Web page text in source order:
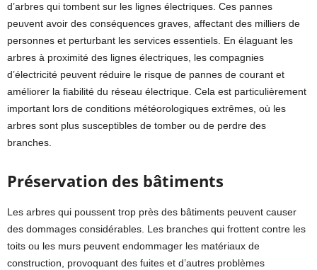
d’arbres qui tombent sur les lignes électriques. Ces pannes
peuvent avoir des conséquences graves, affectant des milliers de
personnes et perturbant les services essentiels. En élaguant les
arbres à proximité des lignes électriques, les compagnies
d’électricité peuvent réduire le risque de pannes de courant et
améliorer la fiabilité du réseau électrique. Cela est particulièrement
important lors de conditions météorologiques extrêmes, où les
arbres sont plus susceptibles de tomber ou de perdre des
branches.
Préservation des bâtiments
Les arbres qui poussent trop près des bâtiments peuvent causer
des dommages considérables. Les branches qui frottent contre les
toits ou les murs peuvent endommager les matériaux de
construction, provoquant des fuites et d’autres problèmes